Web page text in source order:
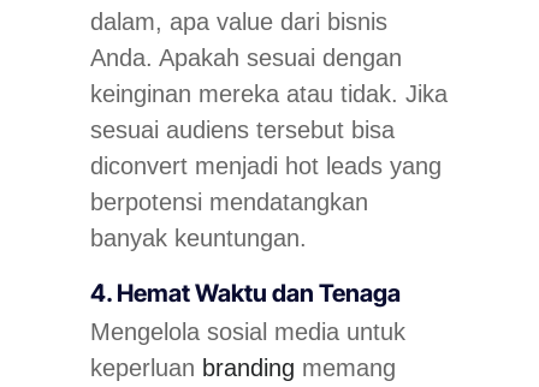
dalam, apa value dari bisnis
Anda. Apakah sesuai dengan
keinginan mereka atau tidak. Jika
sesuai audiens tersebut bisa
diconvert menjadi hot leads yang
berpotensi mendatangkan
banyak keuntungan.
4. Hemat Waktu dan Tenaga
Mengelola sosial media untuk
keperluan branding memang